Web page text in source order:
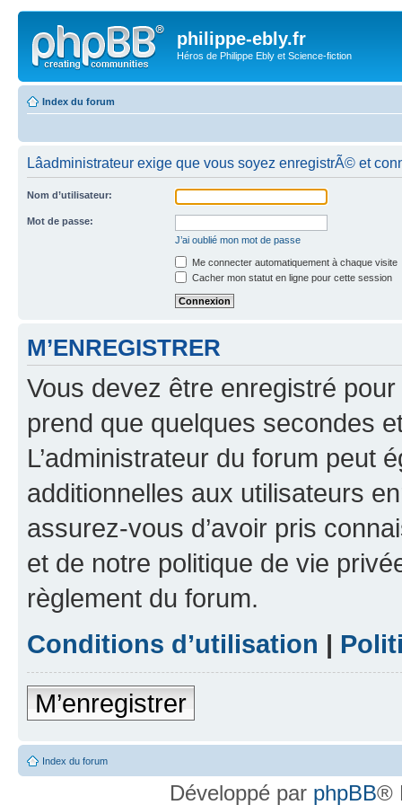
philippe-ebly.fr
Héros de Philippe Ebly et Science-fiction
Index du forum
Lâadministrateur exige que vous soyez enregistrÃ© et
Nom d’utilisateur:
Mot de passe:
J’ai oublié mon mot de passe
Me connecter automatiquement à chaque visite
Cacher mon statut en ligne pour cette session
M’ENREGISTRER
Vous devez être enregistré
prend que quelques secondes
L’administrateur du forum peut
additionnelles aux utilisateurs
assurez-vous d’avoir pris
et de notre politique de vie
règlement du forum.
Conditions d’utilisation |
M’enregistrer
Index du forum
Développé par phpBB®